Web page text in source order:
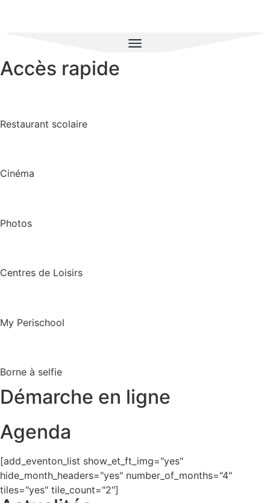
Accès rapide
Restaurant scolaire
Cinéma
Photos
Centres de Loisirs
My Perischool
Borne à selfie
Démarche en ligne
Agenda
[add_eventon_list show_et_ft_img="yes"
hide_month_headers="yes" number_of_months="4"
tiles="yes" tile_count="2"]